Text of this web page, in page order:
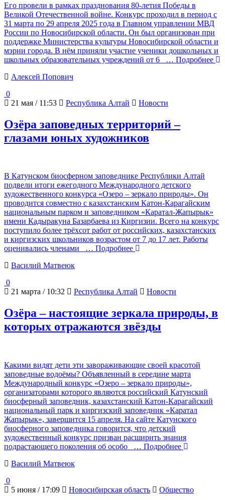
Его провели в рамках празднования 80-летия Победы в
Великой Отечественной войне. Конкурс проходил в период с
31 марта по 29 апреля 2025 года в Главном управлении МВД
России по Новосибирской области. Он был организован при
поддержке Министерства культуры Новосибирской области и
мэрии города. В нём приняли участие ученики дошкольных и
школьных образовательных учреждений от 6
… Подробнее
Алексей Попович
0
21 мая / 11:53
Республика Алтай Новости
Озёра заповедных территорий –
глазами юных художников
В Катунском биосферном заповеднике Республики Алтай
подвели итоги ежегодного Международного детского
художественного конкурса «Озеро – зеркало природы». Он
проводится совместно с казахстанским Катон-Карагайским
национальным парком и заповедником «Каратал-Жапырык»
имени Кадыракуна Базарбаева из Киргизии. Всего на конкурс
поступило более трёхсот работ от российских, казахстанских
и киргизских школьников возрастом от 7 до 17 лет. Работы
оценивались членами
… Подробнее
Василий Матвеюк
0
21 марта / 10:32
Республика Алтай Новости
Озёра – настоящие зеркала природы, в
которых отражаются звёзды
Какими видят дети эти завораживающие своей красотой
заповедные водоёмы? Объявленный в середине марта
Международный конкурс «Озеро – зеркало природы»,
организаторами которого являются российский Катунский
биосферный заповедник, казахстанский Катон-Карагайский
национальный парк и киргизский заповедник «Каратал
Жапырык», завершится 15 апреля. На сайте Катунского
биосферного заповедника говорится, что детский
художественный конкурс призван расширить знания
подрастающего поколения об особо
… Подробнее
Василий Матвеюк
0
5 июня / 17:09
Новосибирская область Общество